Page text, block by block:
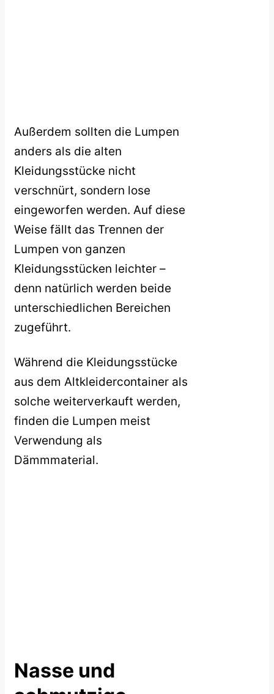
Außerdem sollten die Lumpen
anders als die alten
Kleidungsstücke nicht
verschnürt, sondern lose
eingeworfen werden. Auf diese
Weise fällt das Trennen der
Lumpen von ganzen
Kleidungsstücken leichter –
denn natürlich werden beide
unterschiedlichen Bereichen
zugeführt.
Während die Kleidungsstücke
aus dem Altkleidercontainer als
solche weiterverkauft werden,
finden die Lumpen meist
Verwendung als
Dämmmaterial.
Nasse und